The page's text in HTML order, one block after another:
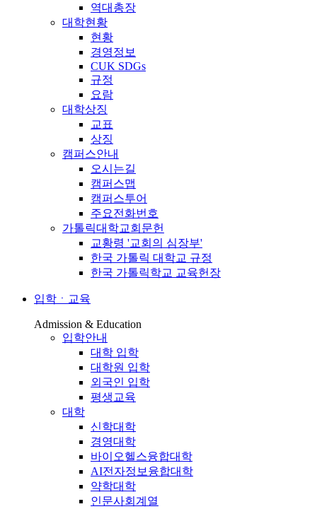
역대총장
대학현황
현황
경영정보
CUK SDGs
규정
요람
대학상징
교표
상징
캠퍼스안내
오시는길
캠퍼스맵
캠퍼스투어
주요전화번호
가톨릭대학교회문헌
교황령 '교회의 심장부'
한국 가톨릭 대학교 규정
한국 가톨릭학교 교육헌장
입학ㆍ교육
Admission & Education
입학안내
대학 입학
대학원 입학
외국인 입학
평생교육
대학
신학대학
경영대학
바이오헬스융합대학
AI전자정보융합대학
약학대학
인문사회계열